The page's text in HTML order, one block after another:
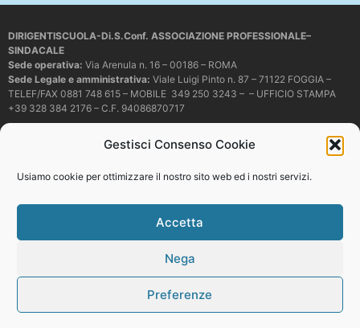
Gestisci Consenso Cookie
Usiamo cookie per ottimizzare il nostro sito web ed i nostri servizi.
Accetta
Nega
Preferenze
DIRIGENTISCUOLA-Di.S.Conf. ASSOCIAZIONE PROFESSIONALE–
SINDACALE
Sede operativa: Via Arenula n. 16 – 00186 – ROMA
Sede Legale e amministrativa: Viale Luigi Pinto n. 87 – 71122 FOGGIA –
TELEF/FAX 0881 748 615 – MOBILE 349 250 3243 – – UFFICIO STAMPA
+39 328 384 2176 – C.F. 94086870717
dirigentiscuola@pec.it
copiare o riprodurre in alcun modo i contenuti presenti in questo sito se non
Top